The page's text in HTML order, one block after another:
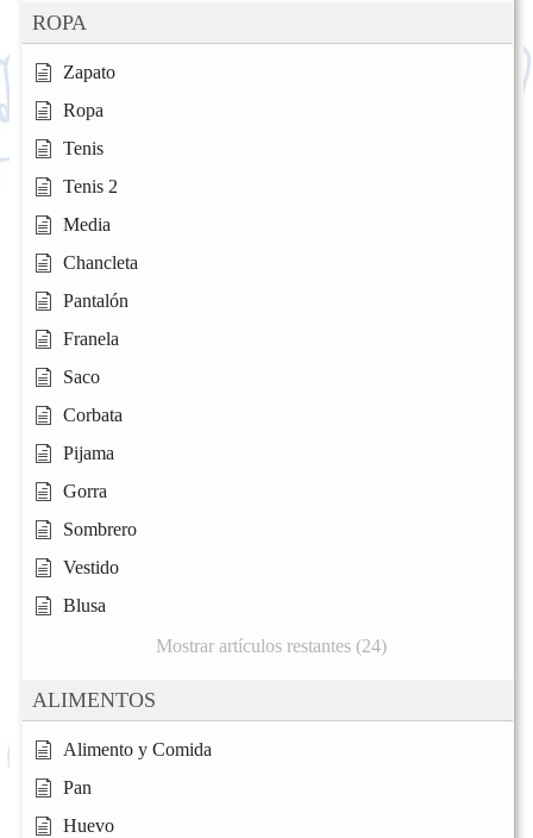
ROPA
Zapato
Ropa
Tenis
Tenis 2
Media
Chancleta
Pantalón
Franela
Saco
Corbata
Pijama
Gorra
Sombrero
Vestido
Blusa
Mostrar artículos restantes (24)
ALIMENTOS
Alimento y Comida
Pan
Huevo